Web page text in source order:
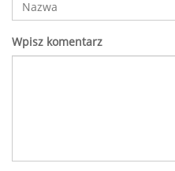
Wpisz komentarz